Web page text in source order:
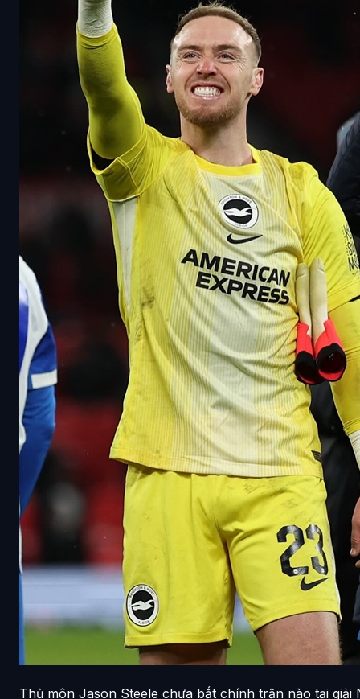
Thủ môn Jason Steele chưa bắt chính trận nào tại